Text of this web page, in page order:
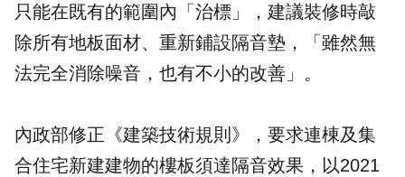
只能在既有的範圍內「治標」，建議裝修時敲
除所有地板面材、重新鋪設隔音墊，「雖然無
法完全消除噪音，也有不小的改善」。
內政部修正《建築技術規則 》，要求連棟及集
合住宅新建建物的樓板須達隔音效果，以2021